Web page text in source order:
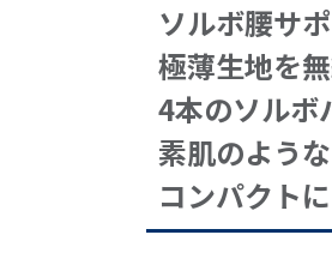
ソルボ腰サ
極薄生地を
4本のソルボ
素肌のよう
コンパクト